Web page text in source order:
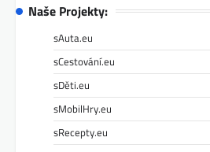
Naše Projekty:
sAuta.eu
sCestování.eu
sDěti.eu
sMobilHry.eu
sRecepty.eu